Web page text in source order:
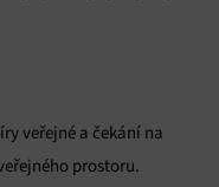
veřejné a čekání na
prostoru.